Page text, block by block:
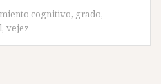
cognitivo, grado,
, vejez